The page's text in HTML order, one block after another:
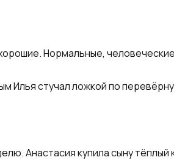
Нормальные,
Илья стучал ложкой по
Анастасия купила сыну